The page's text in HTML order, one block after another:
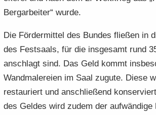
t
i
o
n
t
i
o
n
Berg­ar­bei­ter“ wurde.
Die För­der­mit­tel des Bun­des flie­ßen in
des Fest­saals, für die ins­ge­samt rund
an­schlagt sind. Das Geld kommt
Wand­ma­le­rei­en im Saal zu­gu­te. Diese
re­stau­riert und an­schlie­ßend
des Gel­des wird zudem der auf­wän­di­ge